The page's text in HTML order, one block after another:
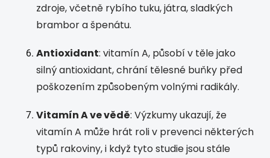
zdroje, včetně rybího tuku, játra, sladkých
brambor a špenátu.
Antioxidant: vitamín A, působí v těle jako
silný antioxidant, chrání tělesné buňky před
poškozením způsobeným volnými radikály.
Vitamín A ve vědě: Výzkumy ukazují, že
vitamín A může hrát roli v prevenci některých
typů rakoviny, i když tyto studie jsou stále